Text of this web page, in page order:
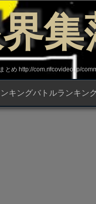
集
とめ http://com.nicovideo.jp/
キングバトルランキン